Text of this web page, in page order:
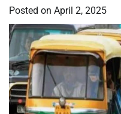
Posted on April 2, 2025